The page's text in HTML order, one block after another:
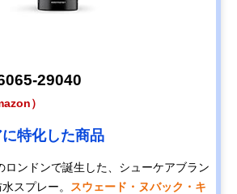
29040
）
特化した商品
ロンドンで誕生した、シューケアブラン
スプレー。
スウェード・ヌバック・キ